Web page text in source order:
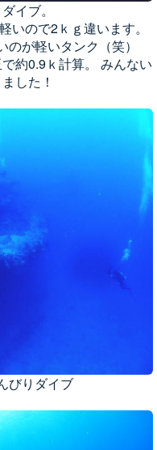
イブ。
いので2ｋｇ違います。
が軽いタンク（笑）
約0.9ｋ計算。 みんない
した！
びりダイブ